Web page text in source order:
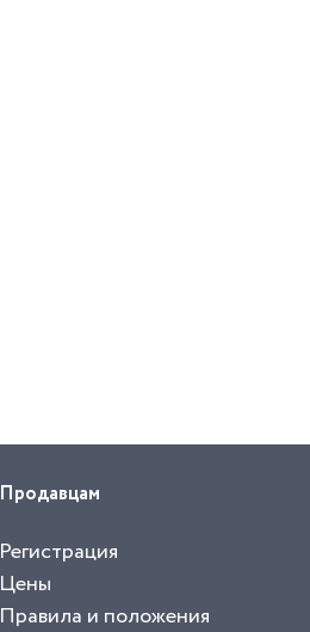
Продавцам
Регистрация
Цены
Правила и положения